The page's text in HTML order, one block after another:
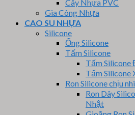
Cây Nhựa PVC
Gia Công Nhựa
CAO SU NHỰA
Silicone
Ống Silicone
Tấm Silicone
Tấm Silicone
Tấm Silicone
Ron Silicone chịu
Ron Dây
Nhật